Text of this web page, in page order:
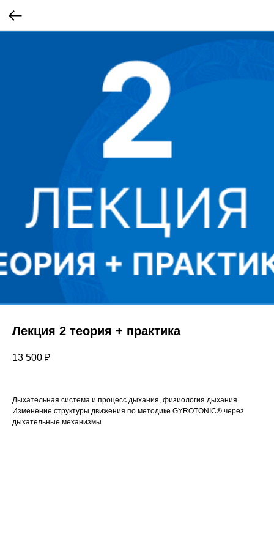
Лекция 2 теория + практика
13 500 ₽
Дыхательная система и процесс дыхания, физиология дыхания.
Изменение структуры движения по методике GYROTONIC® через
дыхательные механизмы